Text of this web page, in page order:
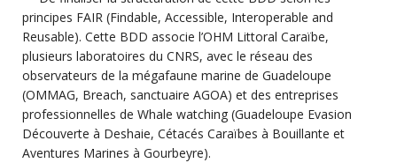
principes FAIR (Findable, Accessible, Interoperable and
Reusable). Cette BDD associe l’OHM Littoral Caraïbe,
plusieurs laboratoires du CNRS, avec le réseau des
observateurs de la mégafaune marine de Guadeloupe
(OMMAG, Breach, sanctuaire AGOA) et des entreprises
professionnelles de Whale watching (Guadeloupe Evasion
Découverte à Deshaie, Cétacés Caraïbes à Bouillante et
Aventures Marines à Gourbeyre).